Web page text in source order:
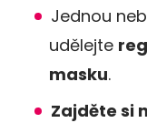
Jednou
udělejte
masku.
Zajděte si